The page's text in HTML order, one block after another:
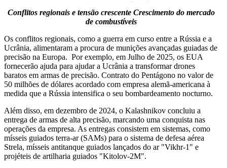
Conflitos regionais e tensão crescente Crescimento do mercado
de combustíveis
Os conflitos regionais, como a guerra em curso entre a Rússia e a
Ucrânia, alimentaram a procura de munições avançadas guiadas de
precisão na Europa. Por exemplo, em Julho de 2025, os EUA
fornecerão ajuda para ajudar a Ucrânia a transformar drones
baratos em armas de precisão. Contrato do Pentágono no valor de
50 milhões de dólares acordado com empresa alemã-americana à
medida que a Rússia intensifica o seu bombardeamento nocturno.
Além disso, em dezembro de 2024, o Kalashnikov concluiu a
entrega de armas de alta precisão, marcando uma conquista nas
operações da empresa. As entregas consistem em sistemas, como
mísseis guiados terra-ar (SAMs) para o sistema de defesa aérea
Strela, mísseis antitanque guiados lançados do ar "Vikhr-1" e
projéteis de artilharia guiados "Kitolov-2M".